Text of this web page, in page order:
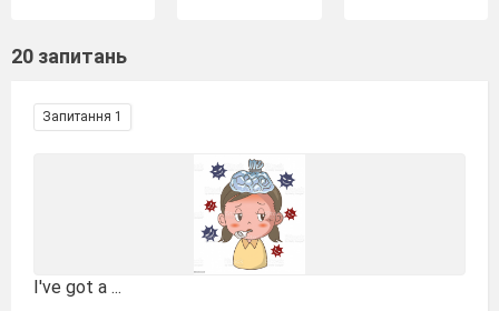
20 запитань
Запитання 1
I've got a ...